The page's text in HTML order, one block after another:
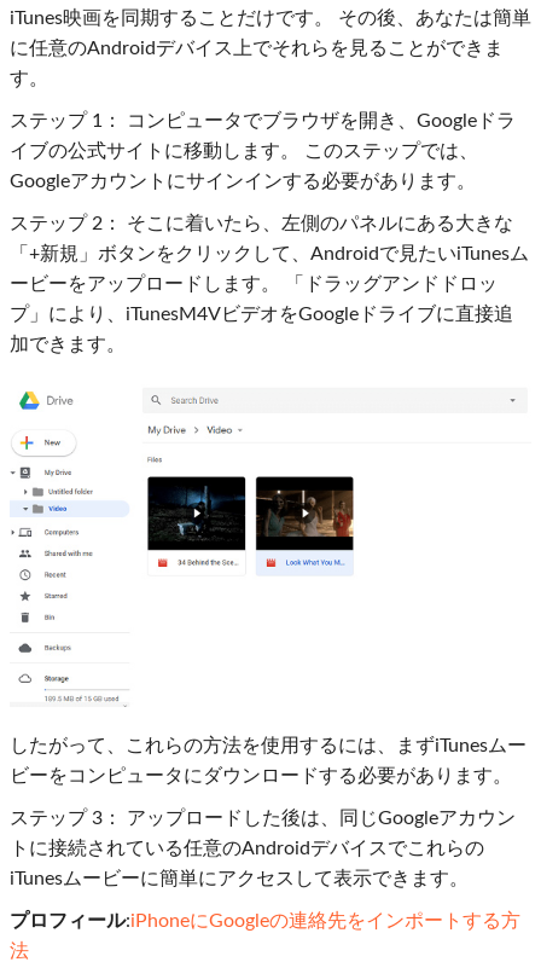
iTunes映画を同期することだけです。 その後、あなたは簡単
に任意のAndroidデバイス上でそれらを見ることができま
す。
ステップ 1：
コンピュータでブラウザを開き、Googleドラ
イブの公式サイトに移動します。 このステップでは、
Googleアカウントにサインインする必要があります。
ステップ 2： そこに着いたら、左側のパネルにある大きな
「+新規」ボタンをクリックして、Androidで見たいiTunesム
ービーをアップロードします。 「ドラッグアンドドロッ
プ」により、iTunesM4VビデオをGoogleドライブに直接追
加できます。
したがって、これらの方法を使用するには、まずiTunesムー
ビーをコンピュータにダウンロードする必要があります。
ステップ 3： アップロードした後は、同じGoogleアカウン
トに接続されている任意のAndroidデバイスでこれらの
iTunesムービーに簡単にアクセスして表示できます。
プロフィール:iPhoneにGoogleの連絡先をインポートする方
法